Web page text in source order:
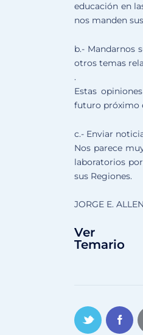
educación en
nos manden
b.- Mandarnos
otros temas
.
Estas
futuro próximo
c.- Enviar
Nos parece
laboratorios
sus Regiones.
JORGE E.
Ver
Temario